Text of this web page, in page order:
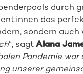
durch
das
sondern auch
“, sagt Alana
Pandemie
unserer